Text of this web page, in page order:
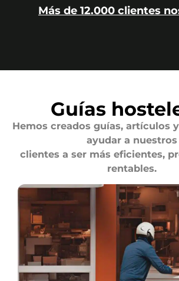
Más de 12.000 clientes
Guías
Hemos creados guías, artículos
ayudar a nuestros
clientes a ser más eficientes,
rentables.